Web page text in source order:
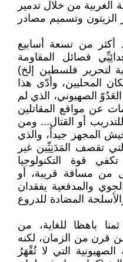
الغربية من خلال تدمير
الزيتون وتسميم مصادر
من تسعة أسابيع
فصائل المقاومة
لتحرير فلسطين إلخ)
المحليين، وأدّى هذا
الصهيوني، الذي لم
عن مواقع المقاتلين
أو القتال... ومن
المجهز جيداً، والذي
تقصف المَدَنِيِّين غير
تكفي قوة التكنولوجيا
من مسافة قريبة، أو
والمدفعية يفقدان
المضادة للدروع
باهظا للغاية، من
من قرن من الزمان، لكنه
التي لا تُقْهَرُ